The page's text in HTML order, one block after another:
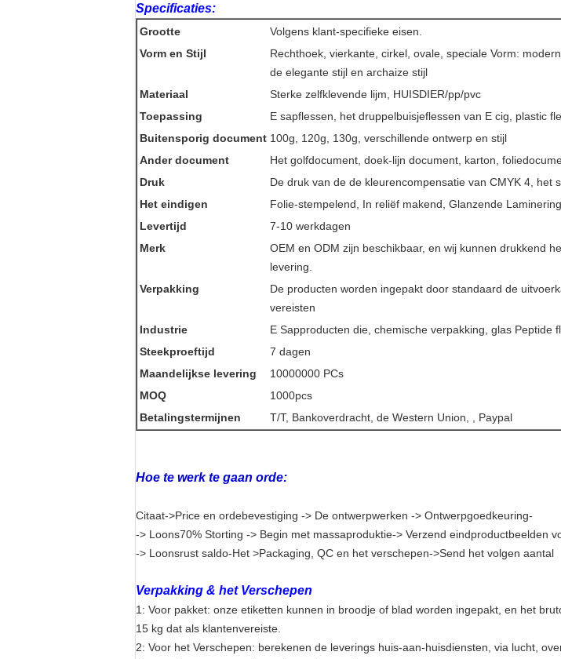
Specificaties:
Grootte
Volgens klant-specifieke eisen.
Vorm en Stijl
Rechthoek, vierkante, cirkel, ovale, speciale Vorm:
de elegante stijl en archaize stijl
Materiaal
Sterke zelfklevende lijm, HUISDIER/pp/pvc
Toepassing
E sapflessen, het druppelbuisjeflessen van E cig, plastic
Buitensporig document 100g, 120g, 130g, verschillende ontwerp en stijl
Ander document
Het golfdocument, doek-lijn document, karton,
Druk
De druk van de de kleurencompensatie van CMYK 4, het
Het eindigen
Folie-stempelend, In reliëf makend, Glanzende
Levertijd
7-10 werkdagen
Merk
OEM en ODM zijn beschikbaar, en wij kunnen drukkend
levering.
Verpakking
De producten worden ingepakt door standaard de
vereisten
Industrie
E Sapproducten die, chemische verpakking, glas Peptide
Steekproeftijd
7 dagen
Maandelijkse levering
10000000 PCs
MOQ
1000pcs
Betalingstermijnen
T/T, Bankoverdracht, de Western Union, , Paypal
Hoe te werk te gaan orde:
Citaat->Price en ordebevestiging -> De ontwerpwerken -> Ontwerpgoedkeuring-
-> Loons70% Storting -> Begin met massaproduktie-> Verzend eindproductbeelden
-> Loonsrust saldo-Het >Packaging, QC en het verschepen->Send het volgen aantal
Verpakking & het Verschepen
1: Voor pakket: onze etiketten kunnen in broodje of blad worden ingepakt, en het
15 kg dat als klantenvereiste.
2: Voor het Verschepen: berekenen de leverings huis-aan-huisdiensten, via lucht,